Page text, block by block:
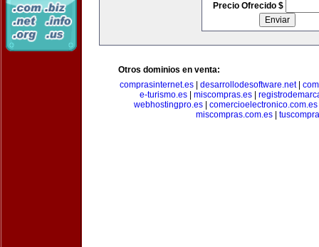
Precio Ofrecido $
Otros dominios en venta:
comprasinternet.es
desarrollodesoftware.net|
e-turismo.es
miscompras.es
webhostingpro.es| comercioelectronico.com.es
miscompras.com.es